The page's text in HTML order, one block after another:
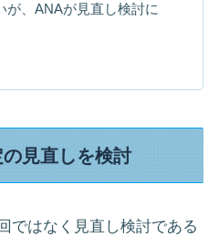
が、ANAが見直し検討に
見直しを検討
ではなく見直し検討である